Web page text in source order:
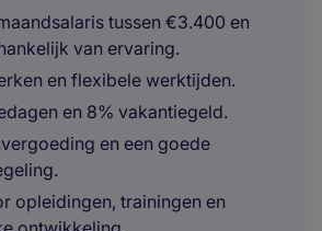
tussen €3.400 en
van ervaring.
en flexibele werktijden.
en 8% vakantiegeld.
en een goede
opleidingen, trainingen en